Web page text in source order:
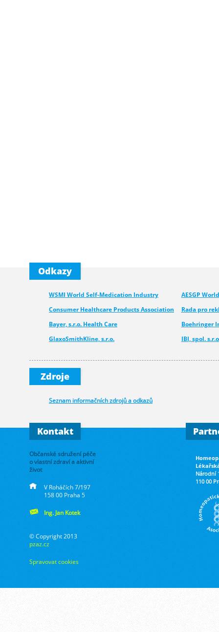
Odkazy
WSMI World Self-Medication Industry
AESGP
Consumer Healthcare Products Association
Rada pro
Bayer, s.r.o. Health Care
Boehringer
GlaxoSmithKline, s.r.o.
IBI, spol.
Novartis s.r.o.
Walmark, a.s.
Zdroje
Seznam informačních zdrojů a odkazů
Kontakt
Občanské sdružení péče
o vlastní zdraví a aktivní
život
V Roháčích 7/197
158 00 Praha 5
Ing. Jan Kotek
© Copyright 2013
pzaz.cz
Spravovat cookies
Národní
110 00